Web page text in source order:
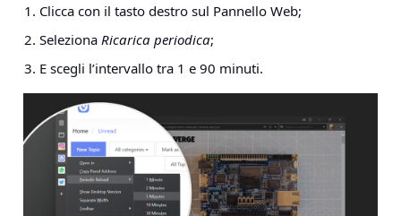
Clicca con il tasto destro sul Pannello Web;
Seleziona Ricarica periodica;
E scegli l’intervallo tra 1 e 90 minuti.